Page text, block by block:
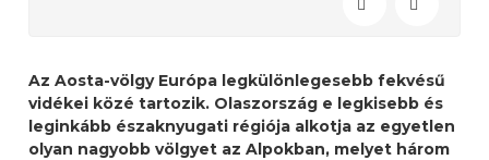
Az Aosta-völgy Európa legkülönlegesebb fekvésű
vidékei közé tartozik. Olaszország e legkisebb és
leginkább északnyugati régiója alkotja az egyetlen
olyan nagyobb völgyet az Alpokban, melyet három